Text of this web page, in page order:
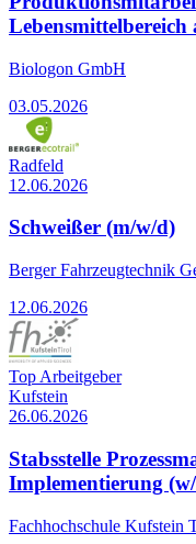
Lebensmittelbereich
Biologon GmbH
03.05.2026
Radfeld
12.06.2026
Schweißer (m/w/d)
Berger Fahrzeugtechnik
12.06.2026
Top Arbeitgeber
Kufstein
26.06.2026
Stabsstelle
Implementierung
Fachhochschule Kufstein